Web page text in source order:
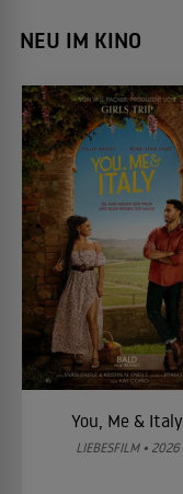
NEU IM KINO
You, Me & Italy
LIEBESFILM • 2026